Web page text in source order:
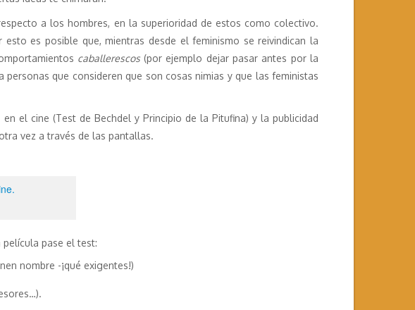
a los hombres, en la superioridad de estos como colectivo.
es posible que, mientras desde el feminismo se reivindican la
caballerescos(por ejemplo dejar pasar antes por la
que consideren que son cosas nimias y que las feministas
el cine (Test de Bechdel y Principio de la Pitufina) y la publicidad
vez a través de las pantallas.
pase el test:
nombre -¡qué exigentes!)